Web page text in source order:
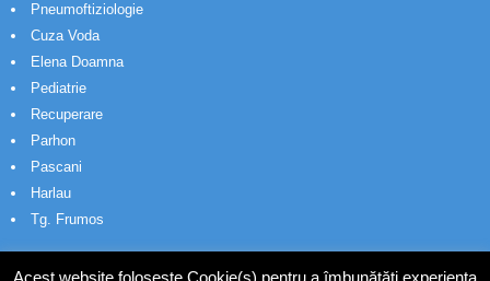
Pneumoftiziologie
Cuza Voda
Elena Doamna
Pediatrie
Recuperare
Parhon
Pascani
Harlau
Tg. Frumos